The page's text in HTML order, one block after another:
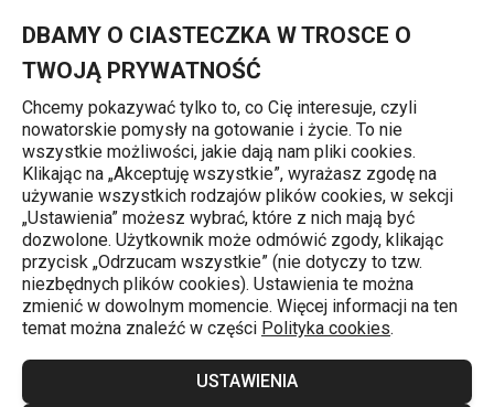
DBAMY O CIASTECZKA W TROSCE O
TWOJĄ PRYWATNOŚĆ
Chcemy pokazywać tylko to, co Cię interesuje, czyli
nowatorskie pomysły na gotowanie i życie. To nie
wszystkie możliwości, jakie dają nam pliki cookies.
Klikając na „Akceptuję wszystkie”, wyrażasz zgodę na
używanie wszystkich rodzajów plików cookies, w sekcji
„Ustawienia” możesz wybrać, które z nich mają być
dozwolone. Użytkownik może odmówić zgody, klikając
przycisk „Odrzucam wszystkie” (nie dotyczy to tzw.
niezbędnych plików cookies). Ustawienia te można
zmienić w dowolnym momencie. Więcej informacji na ten
temat można znaleźć w części Polityka cookies.
USTAWIENIA
Strona główna
Foremki silikonowe DELÍCIA DECO,
różyczki